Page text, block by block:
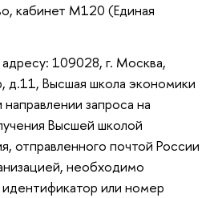
кабинет М120 (Единая
109028, г. Москва,
д.11, Высшая школа экономики
запроса на
Высшей школой
отправленного почтой России
необходимо
идентификатор или номер